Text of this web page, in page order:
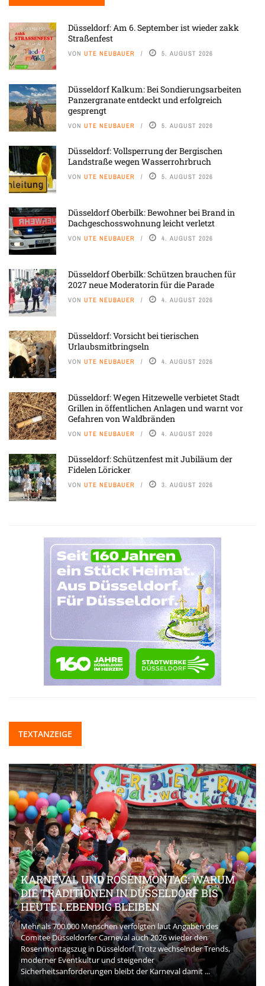
Düsseldorf: Am 6. September ist wieder zakk
Straßenfest
VON UTE NEUBAUER 5. AUGUST 2026
Düsseldorf Kalkum: Bei Sondierungsarbeiten
Panzergranate entdeckt und erfolgreich
gesprengt
VON UTE NEUBAUER 5. AUGUST 2026
Düsseldorf: Vollsperrung der Bergischen
Landstraße wegen Wasserrohrbruch
VON UTE NEUBAUER 5. AUGUST 2026
Düsseldorf Oberbilk: Bewohner bei Brand in
Dachgeschosswohnung leicht verletzt
VON UTE NEUBAUER 4. AUGUST 2026
Düsseldorf Oberbilk: Schützen brauchen für
2027 neue Moderatorin für die Parade
VON UTE NEUBAUER 4. AUGUST 2026
Düsseldorf: Vorsicht bei tierischen
Urlaubsmitbringseln
VON UTE NEUBAUER 4. AUGUST 2026
Düsseldorf: Wegen Hitzewelle verbietet Stadt
Grillen in öffentlichen Anlagen und warnt vor
Gefahren von Waldbränden
VON UTE NEUBAUER 4. AUGUST 2026
Düsseldorf: Schützenfest mit Jubiläum der
Fidelen Löricker
VON UTE NEUBAUER 3. AUGUST 2026
TEXTANZEIGE
KARNEVAL UND ROSENMONTAG: WARUM
DIE TRADITIONEN IN DÜSSELDORF BIS
HEUTE LEBENDIG BLEIBEN
Mehr als 700.000 Menschen verfolgten laut Angaben des
Comitee Düsseldorfer Carneval auch 2026 wieder den
Rosenmontagszug in Düsseldorf. Trotz wechselnder Trends,
moderner Eventkultur und steigender
Sicherheitsanforderungen bleibt der Karneval damit ...